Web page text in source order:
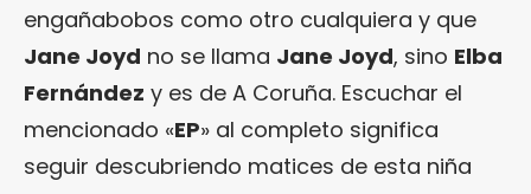
engañabobos como otro cualquiera y que
Jane Joyd no se llama Jane Joyd, sino Elba
Fernández y es de A Coruña. Escuchar el
mencionado «EP» al completo significa
seguir descubriendo matices de esta niña